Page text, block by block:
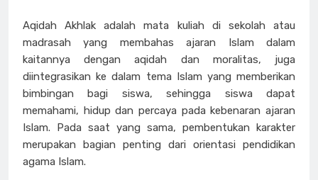
Aqidah Akhlak adalah mata kuliah di sekolah atau
madrasah yang membahas ajaran Islam dalam
kaitannya dengan aqidah dan moralitas, juga
diintegrasikan ke dalam tema Islam yang memberikan
bimbingan bagi siswa, sehingga siswa dapat
memahami, hidup dan percaya pada kebenaran ajaran
Islam. Pada saat yang sama, pembentukan karakter
merupakan bagian penting dari orientasi pendidikan
agama Islam.